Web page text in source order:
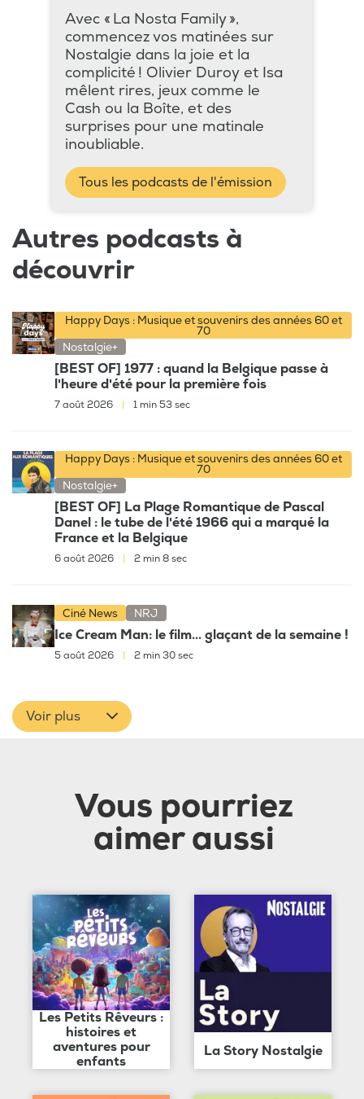
Avec « La Nosta Family »,
commencez vos matinées sur
Nostalgie dans la joie et la
complicité ! Olivier Duroy et Isa
mêlent rires, jeux comme le
Cash ou la Boîte, et des
surprises pour une matinale
inoubliable.
Tous les podcasts de l'émission
Autres podcasts à
découvrir
Happy Days : Musique et souvenirs des années 60 et
70
Nostalgie+
[BEST OF] 1977 : quand la Belgique passe à
l'heure d'été pour la première fois
7 août 2026 1 min 53 sec
Happy Days : Musique et souvenirs des années 60 et
70
Nostalgie+
[BEST OF] La Plage Romantique de Pascal
Danel : le tube de l'été 1966 qui a marqué la
France et la Belgique
6 août 2026 2 min 8 sec
Ciné News NRJ
Ice Cream Man: le film... glaçant de la semaine !
5 août 2026 2 min 30 sec
Voir plus
Vous pourriez
aimer aussi
Les Petits Rêveurs :
histoires et
aventures pour
enfants
La Story Nostalgie